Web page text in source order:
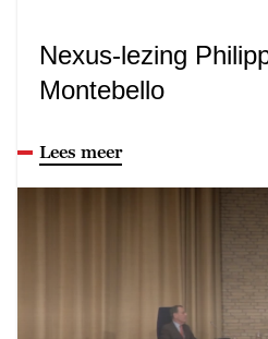
Nexus-lezing
Montebello
Lees meer